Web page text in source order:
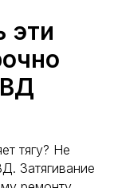
эти
тягу? Не
Затягивание